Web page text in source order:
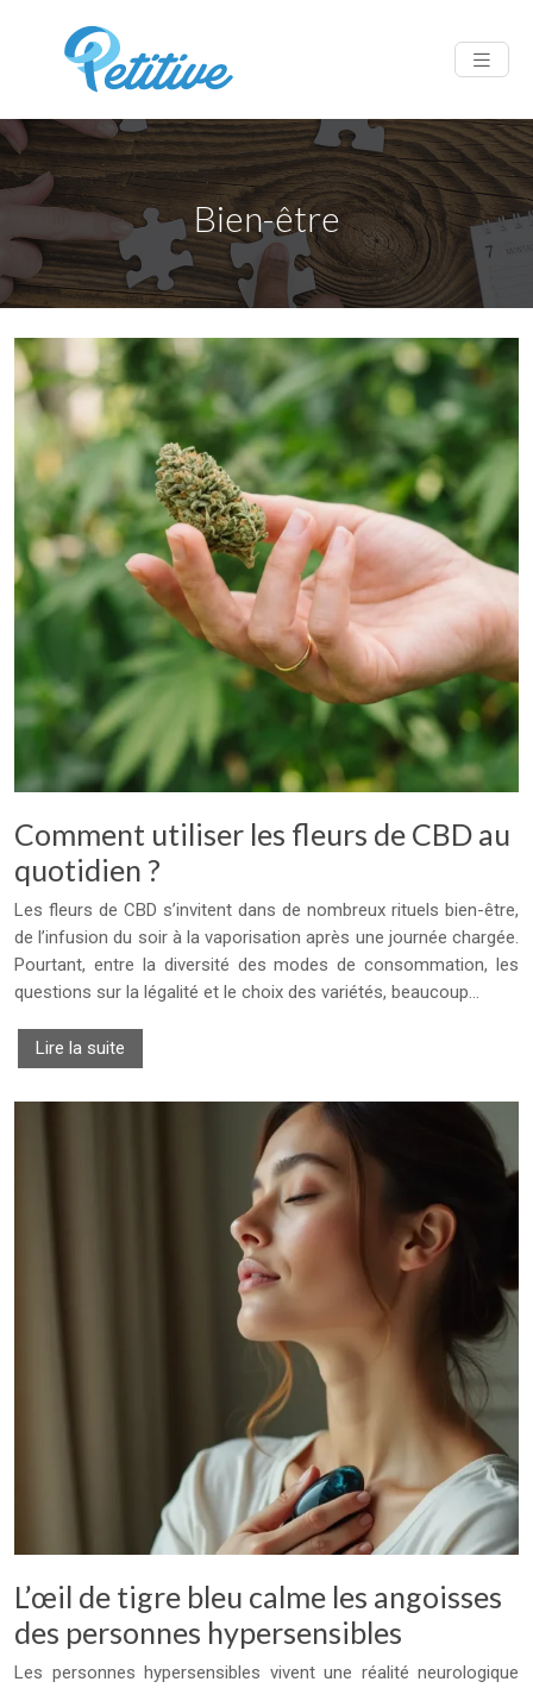
Bien-être
Comment utiliser les fleurs de CBD au
quotidien ?
Les fleurs de CBD s’invitent dans de nombreux rituels bien-être,
de l’infusion du soir à la vaporisation après une journée chargée.
Pourtant, entre la diversité des modes de consommation, les
questions sur la légalité et le choix des variétés, beaucoup…
Lire la suite
L’œil de tigre bleu calme les angoisses
des personnes hypersensibles
Les personnes hypersensibles vivent une réalité neurologique